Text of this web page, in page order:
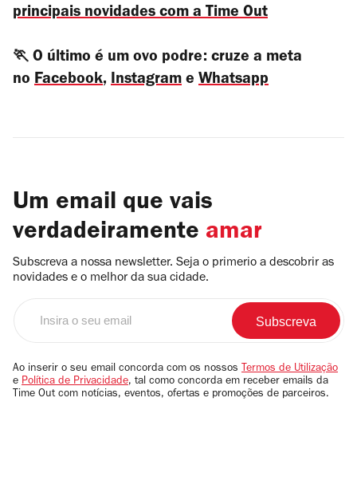
principais novidades com a Time Out
🏃 O último é um ovo podre: cruze a meta
no Facebook, Instagram e Whatsapp
Um email que vais
verdadeiramente amar
Subscreva a nossa newsletter. Seja o primerio a descobrir as
novidades e o melhor da sua cidade.
email
Ao inserir o seu email concorda com os nossos Termos de Utilização
e Política de Privacidade, tal como concorda em receber emails da
Time Out com notícias, eventos, ofertas e promoções de parceiros.